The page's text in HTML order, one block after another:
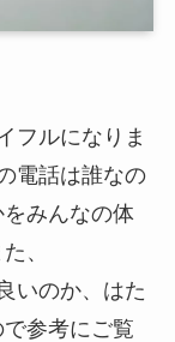
フルになりま
電話は誰なの
みんなの体
、
いのか、はた
参考にご覧